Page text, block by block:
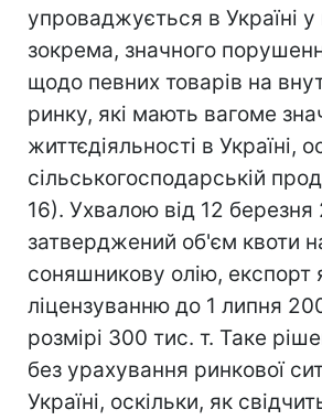
упроваджується в Україні у
зокрема, значного
щодо певних товарів на
ринку, які мають вагоме
життєдіяльності в Україні,
сільськогосподарській
16). Ухвалою від 12
затверджений об'єм квоти
соняшникову олію, експорт
ліцензуванню до 1 липня
розмірі 300 тис. т. Таке
без урахування ринкової
Україні, оскільки, як